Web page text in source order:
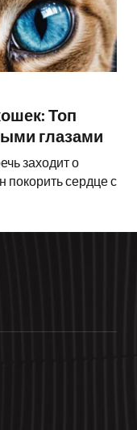
Топ
глазами
заходит о
покорить сердце с